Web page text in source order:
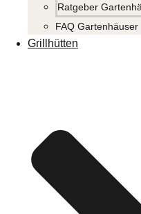
Ratgeber
FAQ Gartenhäuser
Grillhütten